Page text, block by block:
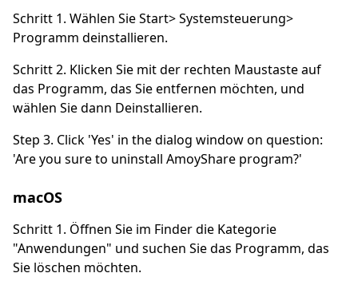
Schritt 1. Wählen Sie Start> Systemsteuerung>
Programm deinstallieren.
Schritt 2. Klicken Sie mit der rechten Maustaste auf
das Programm, das Sie entfernen möchten, und
wählen Sie dann Deinstallieren.
Step 3. Click 'Yes' in the dialog window on question:
'Are you sure to uninstall AmoyShare program?'
macOS
Schritt 1. Öffnen Sie im Finder die Kategorie
"Anwendungen" und suchen Sie das Programm, das
Sie löschen möchten.